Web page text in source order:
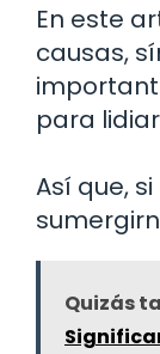
En este
causas,
para
Así que,
Quizás